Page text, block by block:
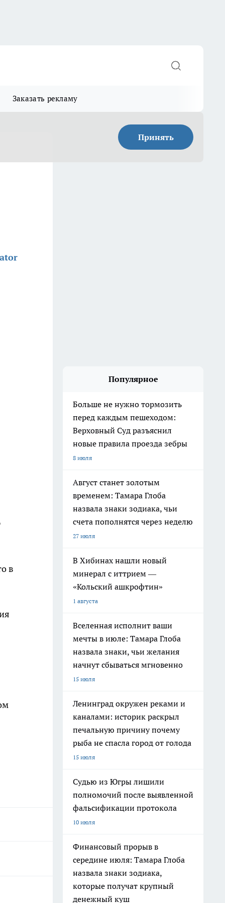
Заказать рекламу
Принять
в
Популярное
Больше не нужно тормозить
перед каждым пешеходом:
Верховный Суд разъяснил
новые правила проезда зебры
8 июля
Август станет золотым
временем: Тамара Глоба
назвала знаки зодиака, чьи
счета пополнятся через неделю
27 июля
В Хибинах нашли новый
минерал с иттрием —
«Кольский ашкрофтин»
1 августа
Вселенная исполнит ваши
мечты в июле: Тамара Глоба
назвала знаки, чьи желания
начнут сбываться мгновенно
15 июля
Ленинград окружен реками и
каналами: историк раскрыл
печальную причину почему
рыба не спасла город от голода
15 июля
Судью из Югры лишили
полномочий после выявленной
фальсификации протокола
10 июля
Финансовый прорыв в
середине июля: Тамара Глоба
назвала знаки зодиака,
которые получат крупный
денежный куш